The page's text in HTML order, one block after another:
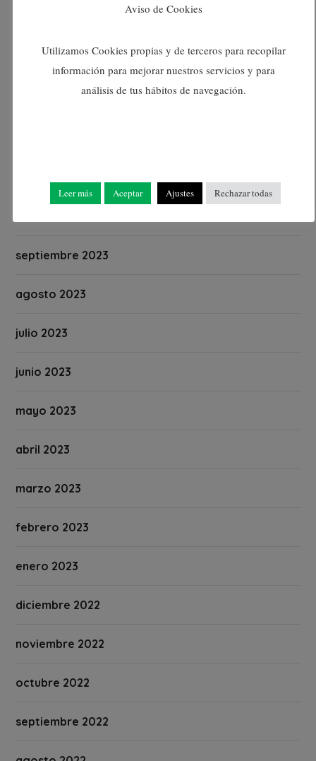
septiembre 2023
agosto 2023
julio 2023
junio 2023
mayo 2023
abril 2023
marzo 2023
febrero 2023
enero 2023
diciembre 2022
noviembre 2022
octubre 2022
septiembre 2022
Aviso de Cookies
Utilizamos Cookies propias y de terceros para recopilar
información para mejorar nuestros servicios y para
análisis de tus hábitos de navegación.
Leer más Aceptar Ajustes Rechazar todas